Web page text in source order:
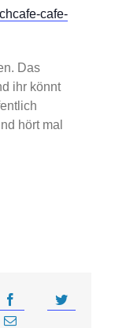
cafe-
Das
ihr könnt
hört mal